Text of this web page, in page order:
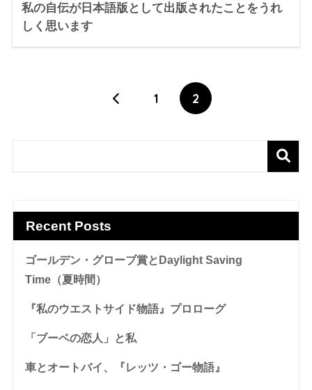
私の自伝が日本語版として出版されたことをうれ
しく思います
1 2
Recent Posts
ゴールデン・グローブ賞とDaylight Saving
Time（夏時間）
『私のウエストサイド物語』プロローグ
「ブーベの恋人」と私
車とオートバイ、『レッツ・ゴー物語』